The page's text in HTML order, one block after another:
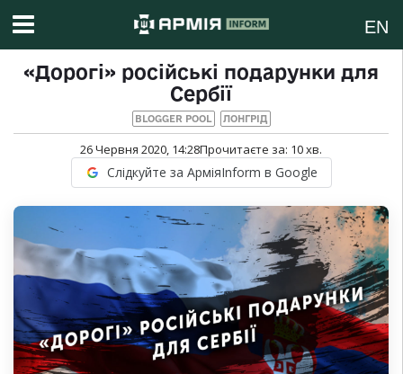
EN
«Дорогі» російські подарунки для
Сербії
BLOGGER POOL ЛОНГРІД
26 Червня 2020, 14:28Прочитаєте за: 10хв.
Слідкуйте за АрміяInform в Google